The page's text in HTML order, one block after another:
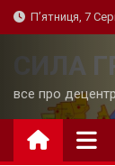
Skip
to
П’ятниця, 7
СИЛА
все про